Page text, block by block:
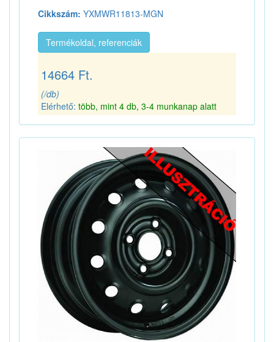
Cikkszám: YXMWR11813-MGN
Termékoldal, referenciák
14664 Ft.
(/db)
Elérhető: több, mint 4 db, 3-4 munkanap alatt